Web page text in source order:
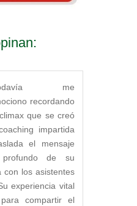
me
recordando
que se creó
impartida
el mensaje
de su
con los asistentes
experiencia vital
compartir el